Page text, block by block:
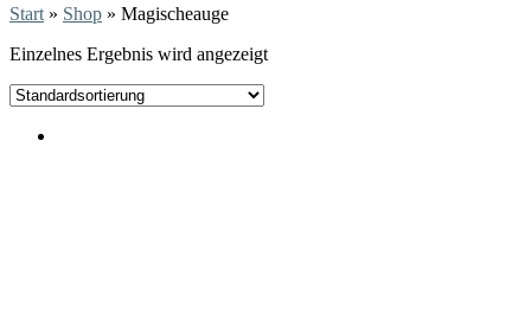
Start » Shop » Magischeauge
Einzelnes Ergebnis wird angezeigt